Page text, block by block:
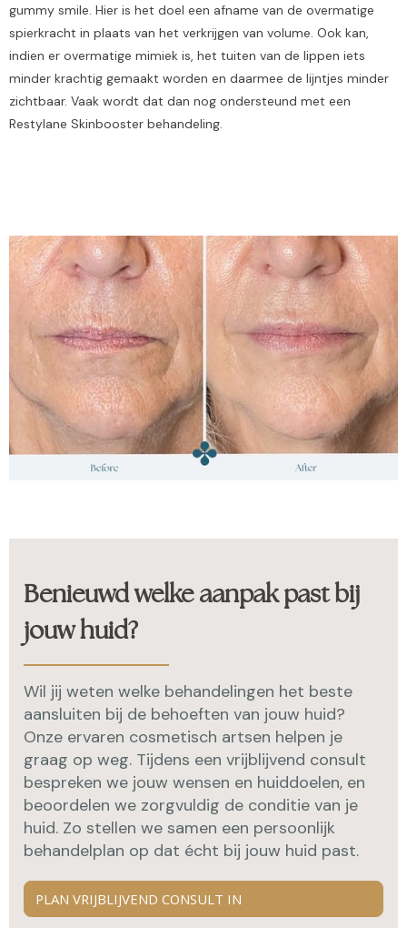
gummy smile. Hier is het doel een afname van de overmatige
spierkracht in plaats van het verkrijgen van volume. Ook kan,
indien er overmatige mimiek is, het tuiten van de lippen iets
minder krachtig gemaakt worden en daarmee de lijntjes minder
zichtbaar. Vaak wordt dat dan nog ondersteund met een
Restylane Skinbooster behandeling.
Benieuwd welke aanpak past bij
jouw huid?
Wil jij weten welke behandelingen het beste
aansluiten bij de behoeften van jouw huid?
Onze ervaren cosmetisch artsen helpen je
graag op weg. Tijdens een vrijblijvend consult
bespreken we jouw wensen en huiddoelen, en
beoordelen we zorgvuldig de conditie van je
huid. Zo stellen we samen een persoonlijk
behandelplan op dat écht bij jouw huid past.
PLAN VRIJBLIJVEND CONSULT IN